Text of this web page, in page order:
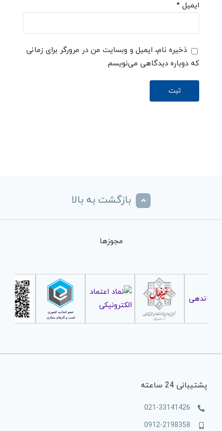
ایمیل *
ذخیره نام، ایمیل و وبسایت من در مرورگر برای زمانی
که دوباره دیدگاهی می‌نویسم.
بازگشت به بالا
مجوزها
پشتیبانی 24 ساعته
021-33141426
0912-2198358